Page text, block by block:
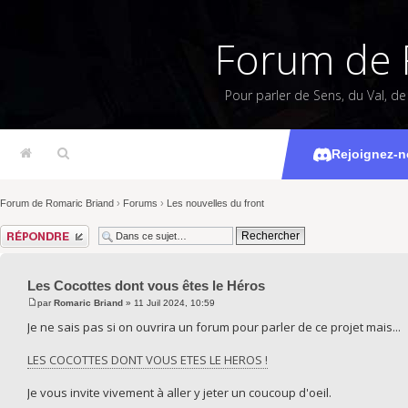
Forum de
Pour parler de Sens, du Val,
Rejoignez-
Les
Forum de Romaric Briand › Forums › Les nouvelles du front
Répondre
Les Cocottes dont vous êtes le Héros
parRomaric Briand » 11 Juil 2024, 10:59
Je ne sais pas si on ouvrira un forum pour parler de ce projet mais...
LES COCOTTES DONT VOUS ETES LE HEROS !
Je vous invite vivement à aller y jeter un coucoup d'oeil.